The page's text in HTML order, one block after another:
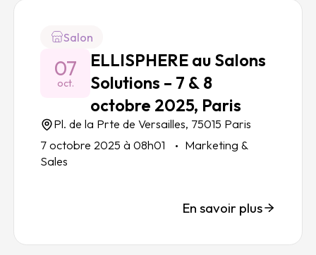
Salon
07
oct.
ELLISPHERE au Salons
Solutions – 7 & 8
octobre 2025, Paris
Pl. de la Prte de Versailles, 75015 Paris
7 octobre 2025 à 08h01
Marketing &
Sales
En savoir plus